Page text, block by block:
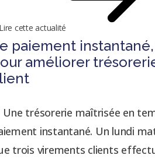
cette actualité
paiement
améliorer
Une trésorerie maîtrisée en
instantané. Un lundi
trois virements clients
Les cookies assurent le bon
savoir plus